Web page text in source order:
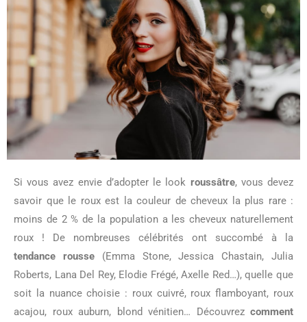
Si vous avez envie d’adopter le look roussâtre, vous devez
savoir que le roux est la couleur de cheveux la plus rare :
moins de 2 % de la population a les cheveux naturellement
roux ! De nombreuses célébrités ont succombé à la
tendance rousse(Emma Stone, Jessica Chastain, Julia
Roberts, Lana Del Rey, Elodie Frégé, Axelle Red…), quelle que
soit la nuance choisie : roux cuivré, roux flamboyant, roux
acajou, roux auburn, blond vénitien… Découvrez comment